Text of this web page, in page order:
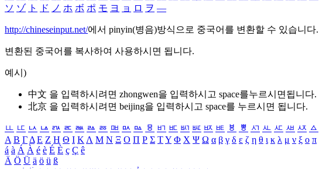
ソ ゾ ト ド ノ ホ ボ ポ モ ヨ ョ ロ ヲ ―
http://chineseinput.net/에서 pinyin(병음)방식으로 중국어를 변환할 수 있습니다.
변환된 중국어를 복사하여 사용하시면 됩니다.
예시)
中文 을 입력하시려면 zhongwen을 입력하시고 space를누르시면됩니다.
北京 을 입력하시려면 beijing을 입력하시고 space를 누르시면 됩니다.
ㅥ ㅦ ㅧ ㅨ ㅩ ㅪ ㅫ ㅬ ㅭ ㅮ ㅯ ㅰ ㅱ ㅲ ㅳ ㅴ ㅵ ㅶ ㅷ ㅸ ㅹ ㅺ ㅻ ㅼ ㅽ ㅾ ㅿ
Α Β ΓΔ Ε Ζ Η Θ Ι ΚΛ Μ Ν Ξ Ο Π Ρ Σ ΤΥ Φ Χ Ψ Ω α β γ δ ε ζ η θ ι κ λ μ ν ξ ο π
á à Á À é è É È ç Ç ê
Ä Ö Ü ä ö ü ß